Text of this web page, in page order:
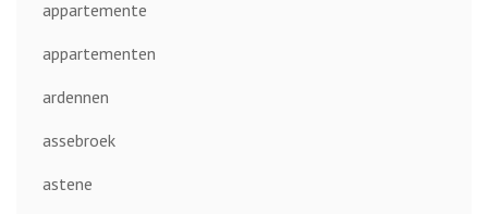
appartemente
appartementen
ardennen
assebroek
astene